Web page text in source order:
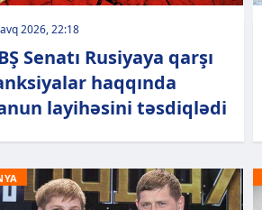
2026, 22:18
Senatı Rusiyaya qarşı
haqqında
layihəsini təsdiqlədi